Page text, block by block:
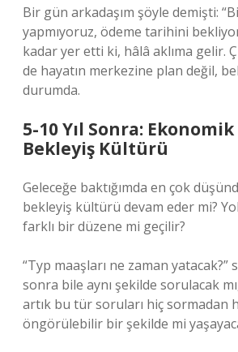
Bir gün arkadaşım şöyle demişti:
yapmıyoruz, ödeme tarihini
kadar yer etti ki, hâlâ aklıma gelir.
de hayatın merkezine plan değil,
durumda.
5-10 Yıl Sonra:
Bekleyiş Kültürü
Geleceğe baktığımda en çok
bekleyiş kültürü devam eder mi?
farklı bir düzene mi geçilir?
“Typ maaşları ne zaman yatacak?”
sonra bile aynı şekilde sorulacak
artık bu tür soruları hiç sormadan
öngörülebilir bir şekilde mi